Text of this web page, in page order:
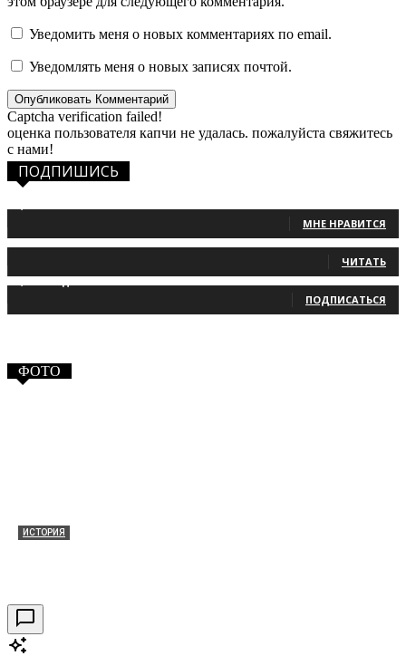
Уведомить меня о новых комментариях по email.
Уведомлять меня о новых записях почтой.
Captcha verification failed!
оценка пользователя капчи не удалась. пожалуйста свяжитесь
с нами!
ПОДПИШИСЬ
МНЕ НРАВИТСЯ
ЧИТАТЬ
ПОДПИСАТЬСЯ
ФОТО
ИСТОРИЯ